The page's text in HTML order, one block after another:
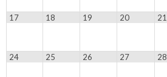
17 18 19 20 21
24 25 26 27 28